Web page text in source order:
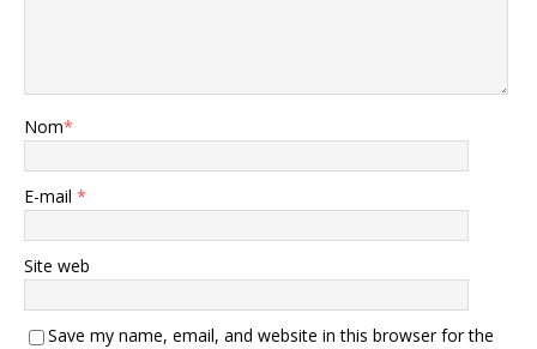
Nom*
E-mail *
Site web
Save my name, email, and website in this browser for the